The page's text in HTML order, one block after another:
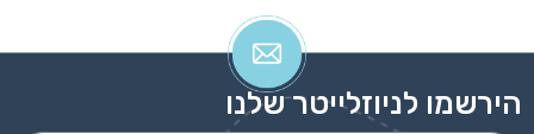
הירשמו לניוזלייטר שלנו